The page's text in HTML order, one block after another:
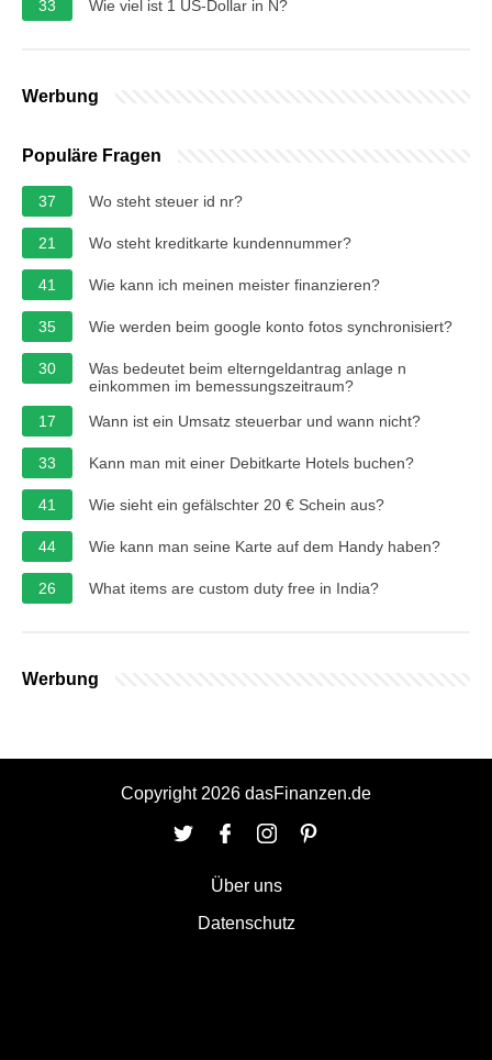
33 Wie viel ist 1 US-Dollar in N?
Werbung
Populäre Fragen
37 Wo steht steuer id nr?
21 Wo steht kreditkarte kundennummer?
41 Wie kann ich meinen meister finanzieren?
35 Wie werden beim google konto fotos synchronisiert?
30
Was bedeutet beim elterngeldantrag anlage n
einkommen im bemessungszeitraum?
17
Wann ist ein Umsatz steuerbar und wann nicht?
33 Kann man mit einer Debitkarte Hotels buchen?
41 Wie sieht ein gefälschter 20 € Schein aus?
44 Wie kann man seine Karte auf dem Handy haben?
26 What items are custom duty free in India?
Werbung
Copyright 2026 dasFinanzen.de
Über uns
Datenschutz